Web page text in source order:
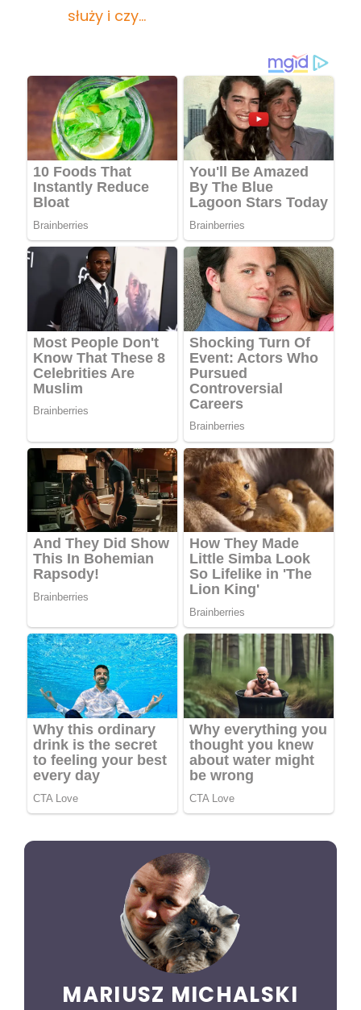
służy i czy…
MARIUSZ MICHALSKI